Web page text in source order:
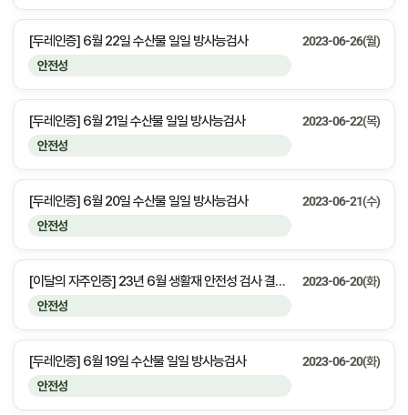
안전성
[두레인증] 6월 22일 수산물 일일 방사능검사 2023-06-26(월)
안전성
[두레인증] 6월 21일 수산물 일일 방사능검사 2023-06-22(목)
안전성
[두레인증] 6월 20일 수산물 일일 방사능검사 2023-06-21(수)
안전성
[이달의 자주인증] 23년 6월 생활재 안전성 검사 결과 안내 2023-06-20(화)
안전성
[두레인증] 6월 19일 수산물 일일 방사능검사 2023-06-20(화)